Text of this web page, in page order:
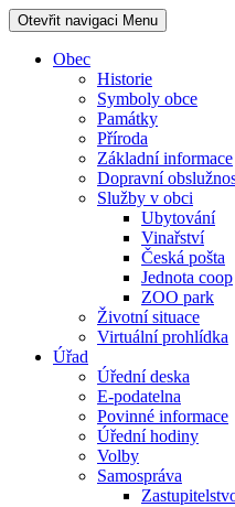
Otevřit navigaci Menu
Obec
Historie
Symboly obce
Památky
Příroda
Základní informace
Dopravní
Služby v obci
Ubytování
Vinařství
Česká pošta
Jednota coop
ZOO park
Životní situace
Virtuální prohlídka
Úřad
Úřední deska
E-podatelna
Povinné informace
Úřední hodiny
Volby
Samospráva